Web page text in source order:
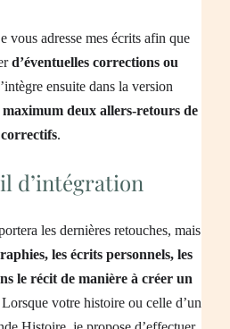
vous adresse mes écrits afin que
d’éventuelles corrections ou
ensuite dans la version
maximum deux allers-retours de
correctifs.
d’intégration
les dernières retouches, mais
les écrits personnels, les
le récit de manière à créer un
votre histoire ou celle d’un